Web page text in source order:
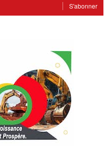
S'abonner